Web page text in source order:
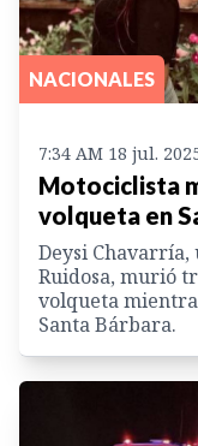
NACIONALES
7:34 AM 18 jul.
Motociclista
volqueta en
Deysi
Ruidosa, murió
volqueta
Santa Bárbara.